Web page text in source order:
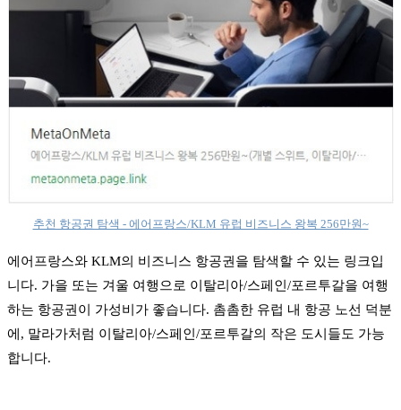
추천 항공권 탐색 - 에어프랑스/KLM 유럽 비즈니스 왕복 256만원~
에어프랑스와 KLM의 비즈니스 항공권을 탐색할 수 있는 링크입
니다. 가을 또는 겨울 여행으로 이탈리아/스페인/포르투갈을 여행
하는 항공권이 가성비가 좋습니다. 촘촘한 유럽 내 항공 노선 덕분
에, 말라가처럼 이탈리아/스페인/포르투갈의 작은 도시들도 가능
합니다.